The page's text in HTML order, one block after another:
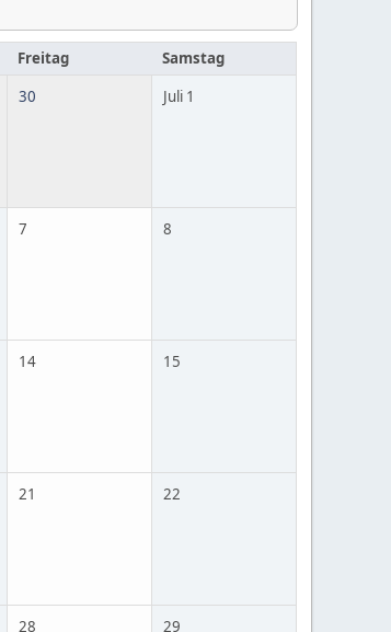
Freitag Samstag
30 Juli 1
7 8
14 15
21 22
28 29